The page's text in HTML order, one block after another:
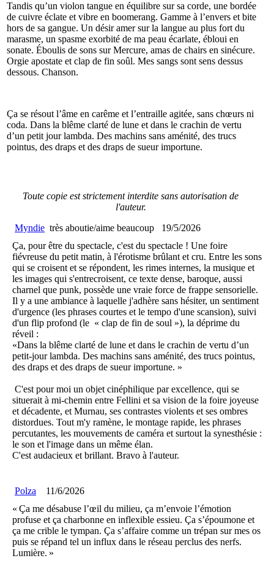
Tandis qu’un violon tangue en équilibre sur sa corde, une bordée
de cuivre éclate et vibre en boomerang. Gamme à l’envers et bite
hors de sa gangue. Un désir amer sur la langue au plus fort du
marasme, un spasme exorbité de ma peau écarlate, ébloui en
sonate. Éboulis de sons sur Mercure, amas de chairs en sinécure.
Orgie apostate et clap de fin soûl. Mes sangs sont sens dessus
dessous. Chanson.
Ça se résout l’âme en carême et l’entraille agitée, sans chœurs ni
coda. Dans la blême clarté de lune et dans le crachin de vertu
d’un petit jour lambda. Des machins sans aménité, des trucs
pointus, des draps et des draps de sueur importune.
Toute copie est strictement interdite sans autorisation de
l'auteur.
Myndie très aboutie/aime beaucoup
19/5/2026
Ça, pour être du spectacle, c'est du spectacle ! Une foire
fiévreuse du petit matin, à l'érotisme brûlant et cru. Entre les sons
qui se croisent et se répondent, les rimes internes, la musique et
les images qui s'entrecroisent, ce texte dense, baroque, aussi
charnel que punk, possède une vraie force de frappe sensorielle.
Il y a une ambiance à laquelle j'adhère sans hésiter, un sentiment
d'urgence (les phrases courtes et le tempo d'une scansion), suivi
d'un flip profond (le « clap de fin de soul »), la déprime du
réveil :
«Dans la blême clarté de lune et dans le crachin de vertu d’un
petit-jour lambda. Des machins sans aménité, des trucs pointus,
des draps et des draps de sueur importune. »
C'est pour moi un objet cinéphilique par excellence, qui se
situerait à mi-chemin entre Fellini et sa vision de la foire joyeuse
et décadente, et Murnau, ses contrastes violents et ses ombres
distordues. Tout m'y ramène, le montage rapide, les phrases
percutantes, les mouvements de caméra et surtout la synesthésie :
le son et l'image dans un même élan.
C'est audacieux et brillant. Bravo à l'auteur.
Polza
11/6/2026
« Ça me désabuse l’œil du milieu, ça m’envoie l’émotion
profuse et ça charbonne en inflexible essieu. Ça s’époumone et
ça me crible le tympan. Ça s’affaire comme un trépan sur mes os
puis se répand tel un influx dans le réseau perclus des nerfs.
Lumière. »